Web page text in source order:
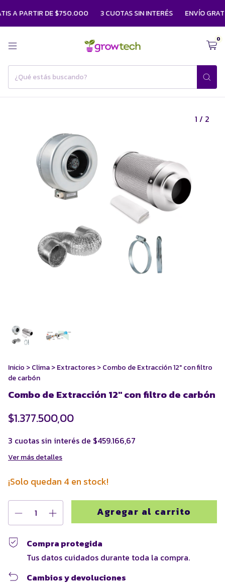
A PARTIR DE $750.000 3 CUOTAS SIN INTERÉS ENVÍO
0
1 / 2
Inicio >Clima>Extractores>Combo de Extracción 12" con filtro
de carbón
Combo de Extracción 12" con filtro de carbón
$1.377.500,00
3 cuotas sin interés de $459.166,67
Ver más detalles
¡Solo quedan 4en stock!
Compra protegida
Tus datos cuidados durante toda la compra.
Cambios y devoluciones